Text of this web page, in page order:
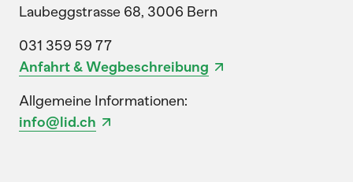
Laubeggstrasse 68, 3006 Bern
031 359 59 77
Anfahrt & Wegbeschreibung
Allgemeine Informationen:
info@lid.ch